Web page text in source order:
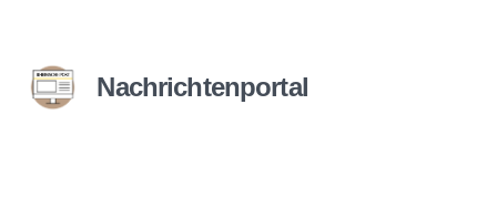
Nachrichtenportal